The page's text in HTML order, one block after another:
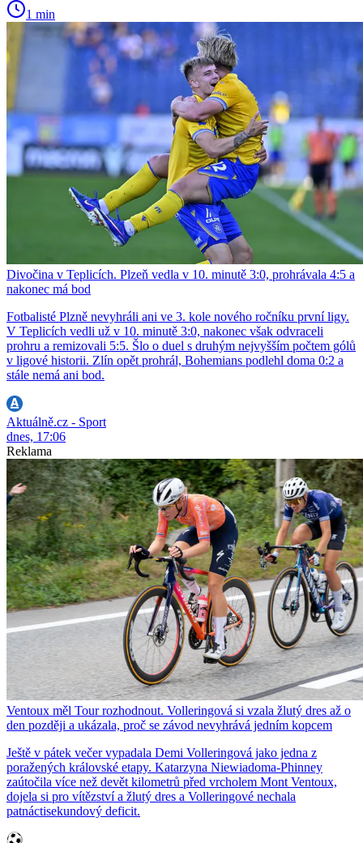
1 min
Divočina v Teplicích. Plzeň vedla v 10. minutě 3:0, prohrávala 4:5 a
nakonec má bod
Fotbalisté Plzně nevyhráli ani ve 3. kole nového ročníku první ligy.
V Teplicích vedli už v 10. minutě 3:0, nakonec však odvraceli
prohru a remizovali 5:5. Šlo o duel s druhým nejvyšším počtem gólů
v ligové historii. Zlín opět prohrál, Bohemians podlehl doma 0:2 a
stále nemá ani bod.
Aktuálně.cz - Sport
dnes, 17:06
Reklama
Ventoux měl Tour rozhodnout. Volleringová si vzala žlutý dres až o
den později a ukázala, proč se závod nevyhrává jedním kopcem
Ještě v pátek večer vypadala Demi Volleringová jako jedna z
poražených královské etapy. Katarzyna Niewiadoma-Phinney
zaútočila více než devět kilometrů před vrcholem Mont Ventoux,
dojela si pro vítězství a žlutý dres a Volleringové nechala
patnáctisekundový deficit.